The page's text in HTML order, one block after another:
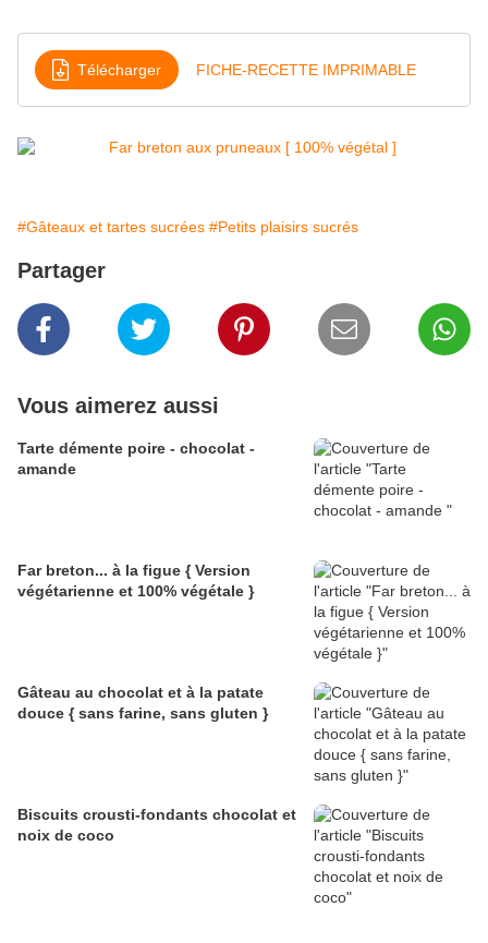
Télécharger FICHE-RECETTE IMPRIMABLE
#Gâteaux et tartes sucrées #Petits plaisirs sucrés
Partager
Vous aimerez aussi
Tarte démente poire - chocolat -
amande
Far breton... à la figue { Version
végétarienne et 100% végétale }
Gâteau au chocolat et à la patate
douce { sans farine, sans gluten }
Biscuits crousti-fondants chocolat et
noix de coco